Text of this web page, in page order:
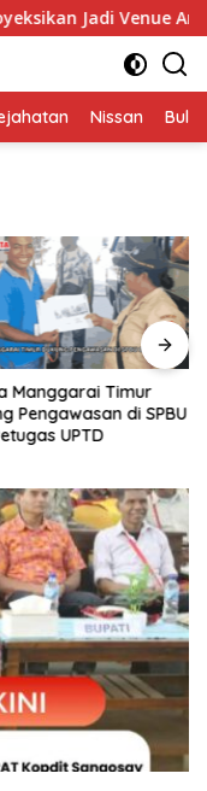
Jadi Venue Arung
Nissan
Manggarai Timur
Pengawasan di SPBU
UPTD